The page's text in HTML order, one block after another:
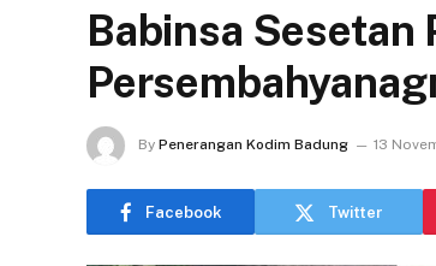
Babinsa Sesetan
By Penerangan Kodim Badung 13
Facebook Twitter